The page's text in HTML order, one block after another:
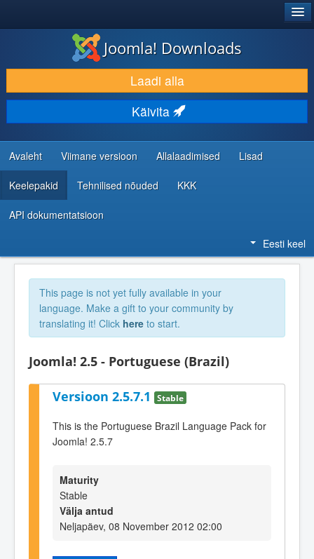
LAADI ALLA JA LAIENDA
AVASTA JA ÕPI
KOGUKOND JA KASUTAJATUGI
RESSURSID ARENDAJATELE
Joomla! Downloads
Laadi alla
Käivita
Avaleht Viimane versioon Allalaadimised Lisad
Keelepakid Tehnilised nõuded KKK
API dokumentatsioon
Eesti keel
This page is not yet fully available in your
language. Make a gift to your community by
translating it! Click here to start.
Joomla! 2.5 - Portuguese (Brazil)
Versioon 2.5.7.1 Stable
This is the Portuguese Brazil Language Pack for
Joomla! 2.5.7
Maturity
Stable
Välja antud
Neljapäev, 08 November 2012 02:00